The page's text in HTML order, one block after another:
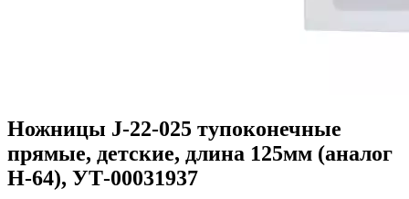
Ножницы J-22-025 тупоконечные
прямые, детские, длина 125мм (аналог
Н-64), УТ-00031937